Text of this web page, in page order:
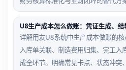
U8生产成本怎么做账：凭证生成、
详解用友U8系统中生产成本做账的
入库单关联、制造费用归集、完工入
成全环节。明确常见卡点、状态冲突